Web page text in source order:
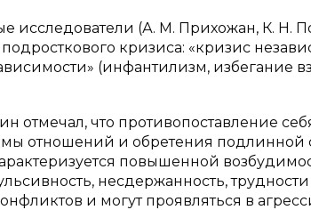
исследователи (А. М. Прихожан, К. Н.
кризиса: «кризис
(инфантилизм, избегание
отмечал, что противопоставление
отношений и обретения подлинной
повышенной
несдержанность,
и могут проявляться в